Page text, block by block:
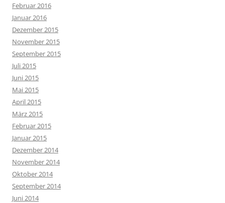
Februar 2016
Januar 2016
Dezember 2015
November 2015
September 2015
Juli 2015
Juni 2015
Mai 2015
April 2015
März 2015
Februar 2015
Januar 2015
Dezember 2014
November 2014
Oktober 2014
September 2014
Juni 2014